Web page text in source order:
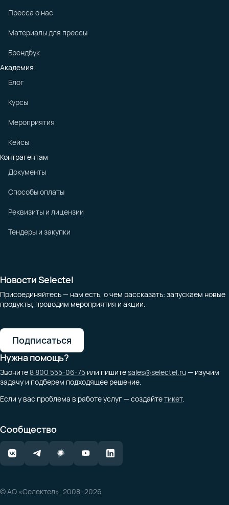
Пресса о нас
Материалы для прессы
Брендбук
Академия
Блог
Курсы
Мероприятия
Кейсы
Контрагентам
Документы
Способы оплаты
Реквизиты и лицензии
Тендеры и закупки
Новости Selectel
Присоединяйтесь — нам есть, о чем рассказать: запускаем новые
продукты, проводим мероприятия и акции.
Подписаться
Нужна помощь?
Звоните 8 800 555-06-75 или пишитеsales@selectel.ru— изучим
задачу и подберем подходящее решение.
Если у вас проблема в работе услуг — создайтетикет.
Сообщество
© АО «Селектел», 2008–2026